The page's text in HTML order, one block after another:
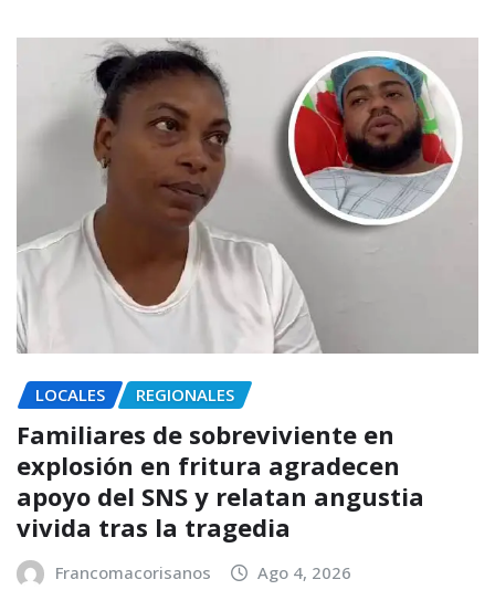
LOCALES REGIONALES
Familiares de sobreviviente en
explosión en fritura agradecen
apoyo del SNS y relatan angustia
vivida tras la tragedia
Francomacorisanos Ago 4, 2026